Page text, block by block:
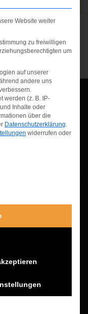
und Umgebung.
an Licht-, Präsentations-
können.Tel.: 08142-
Website weiter
zu freiwilligen
um
auf unserer
andere uns
werden (z. B. IP-
Inhalte oder
über die
Datenschutzerklärung.
widerrufen oder
eine Einwilligung erteilt